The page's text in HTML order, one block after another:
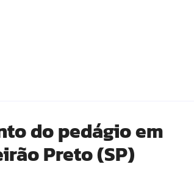
do pedágio em
Preto (SP)